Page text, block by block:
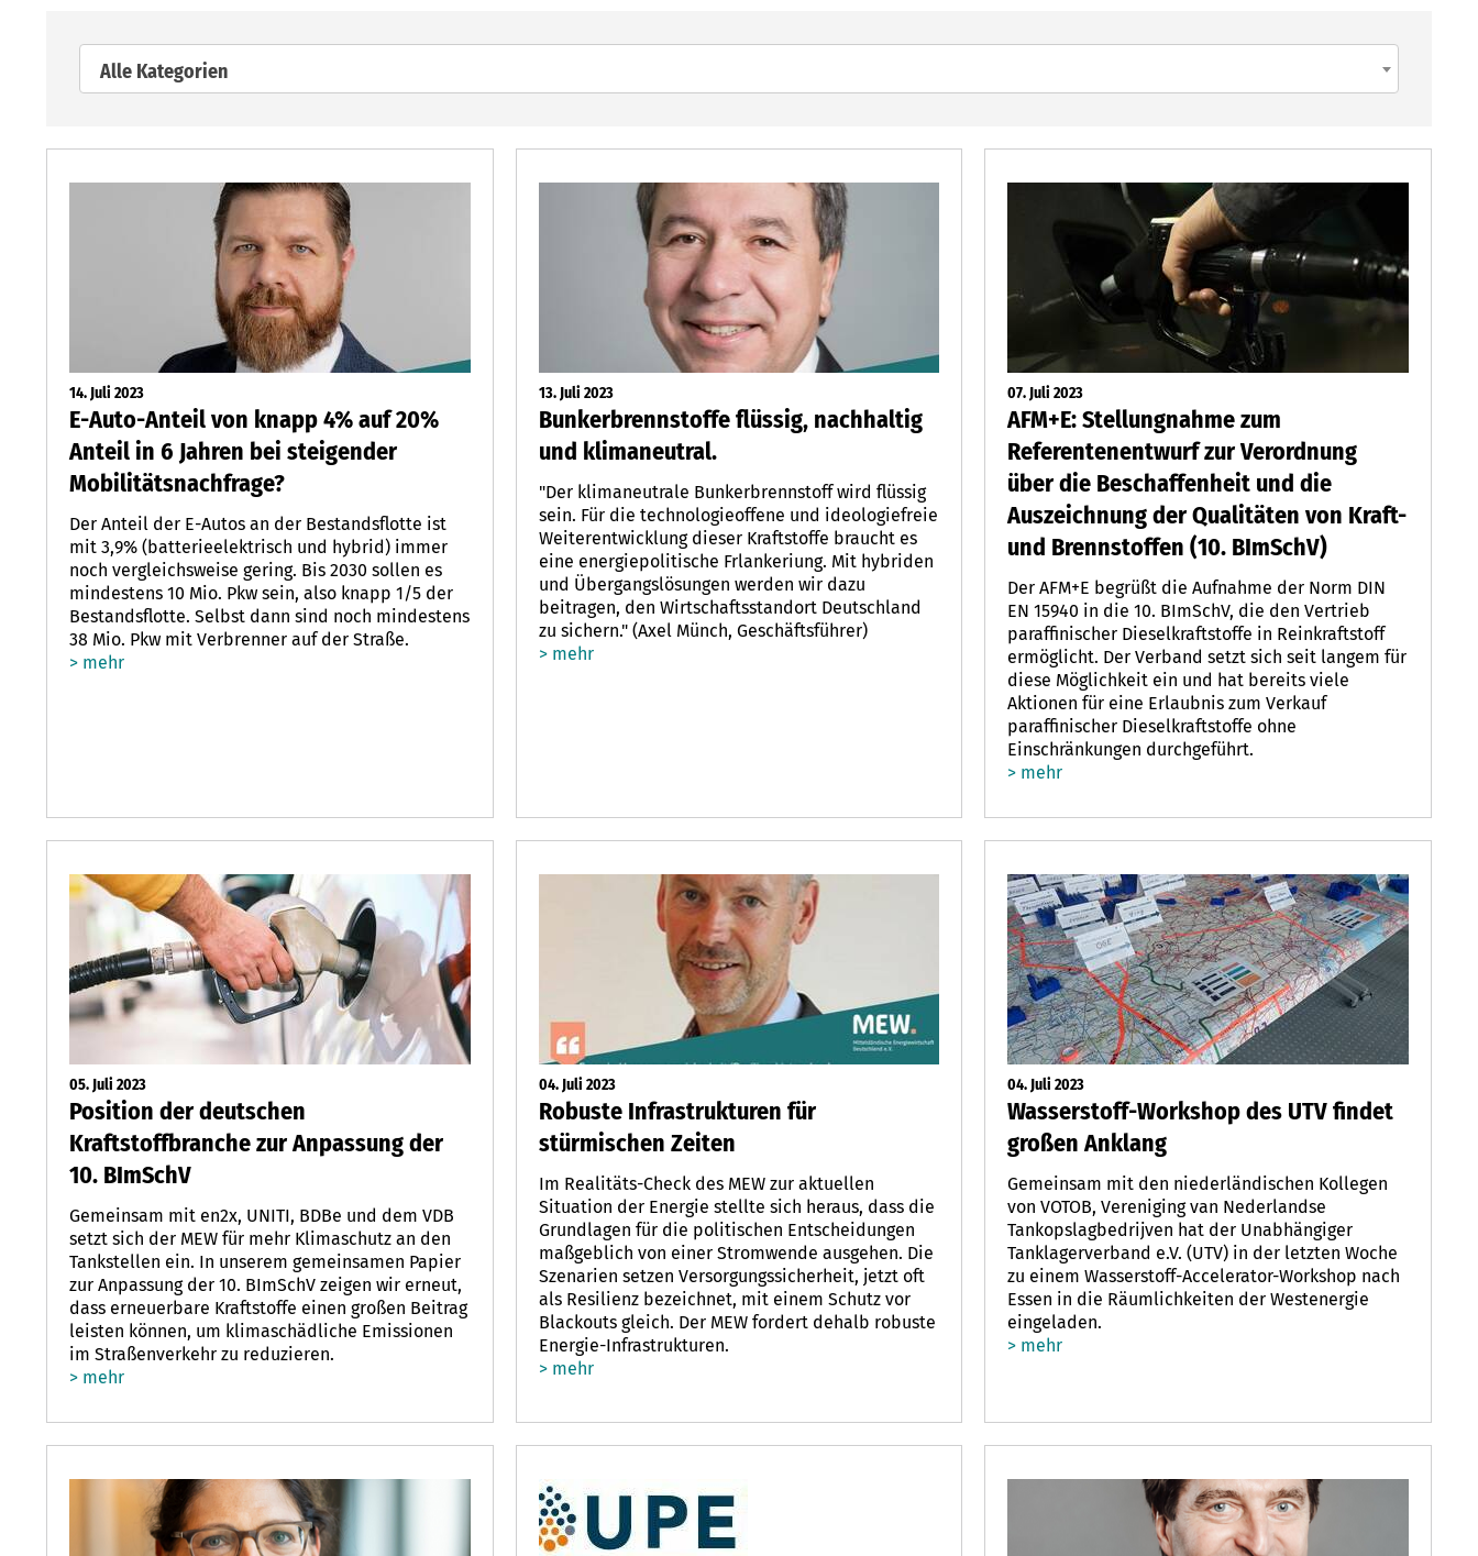
Alle Kategorien
14. Juli 2023
E-Auto-Anteil von knapp 4% auf 20%
Anteil in 6 Jahren bei steigender
Mobilitätsnachfrage?
Der Anteil der E-Autos an der Bestandsflotte ist
mit 3,9% (batterieelektrisch und hybrid) immer
noch vergleichsweise gering. Bis 2030 sollen es
mindestens 10 Mio. Pkw sein, also knapp 1/5 der
Bestandsflotte. Selbst dann sind noch mindestens
38 Mio. Pkw mit Verbrenner auf der Straße.
> mehr
13. Juli 2023
Bunkerbrennstoffe flüssig, nachhaltig
und klimaneutral.
"Der klimaneutrale Bunkerbrennstoff wird flüssig
sein. Für die technologieoffene und ideologiefreie
Weiterentwicklung dieser Kraftstoffe braucht es
eine energiepolitische Frlankeriung. Mit hybriden
und Übergangslösungen werden wir dazu
beitragen, den Wirtschaftsstandort Deutschland
zu sichern." (Axel Münch, Geschäftsführer)
> mehr
07. Juli 2023
AFM+E: Stellungnahme zum
Referentenentwurf zur Verordnung
über die Beschaffenheit und die
Auszeichnung der Qualitäten von Kraft-
und Brennstoffen (10. BImSchV)
Der AFM+E begrüßt die Aufnahme der Norm DIN
EN 15940 in die 10. BImSchV, die den Vertrieb
paraffinischer Dieselkraftstoffe in Reinkraftstoff
ermöglicht. Der Verband setzt sich seit langem für
diese Möglichkeit ein und hat bereits viele
Aktionen für eine Erlaubnis zum Verkauf
paraffinischer Dieselkraftstoffe ohne
Einschränkungen durchgeführt.
> mehr
05. Juli 2023
Position der deutschen
Kraftstoffbranche zur Anpassung der
10. BImSchV
Gemeinsam mit en2x, UNITI, BDBe und dem VDB
setzt sich der MEW für mehr Klimaschutz an den
Tankstellen ein. In unserem gemeinsamen Papier
zur Anpassung der 10. BImSchV zeigen wir erneut,
dass erneuerbare Kraftstoffe einen großen Beitrag
leisten können, um klimaschädliche Emissionen
im Straßenverkehr zu reduzieren.
> mehr
04. Juli 2023
Robuste Infrastrukturen für
stürmischen Zeiten
Im Realitäts-Check des MEW zur aktuellen
Situation der Energie stellte sich heraus, dass die
Grundlagen für die politischen Entscheidungen
maßgeblich von einer Stromwende ausgehen. Die
Szenarien setzen Versorgungssicherheit, jetzt oft
als Resilienz bezeichnet, mit einem Schutz vor
Blackouts gleich. Der MEW fordert dehalb robuste
Energie-Infrastrukturen.
> mehr
04. Juli 2023
Wasserstoff-Workshop des UTV findet
großen Anklang
Gemeinsam mit den niederländischen Kollegen
von VOTOB, Vereniging van Nederlandse
Tankopslagbedrijven hat der Unabhängiger
Tanklagerverband e.V. (UTV) in der letzten Woche
zu einem Wasserstoff-Accelerator-Workshop nach
Essen in die Räumlichkeiten der Westenergie
eingeladen.
> mehr